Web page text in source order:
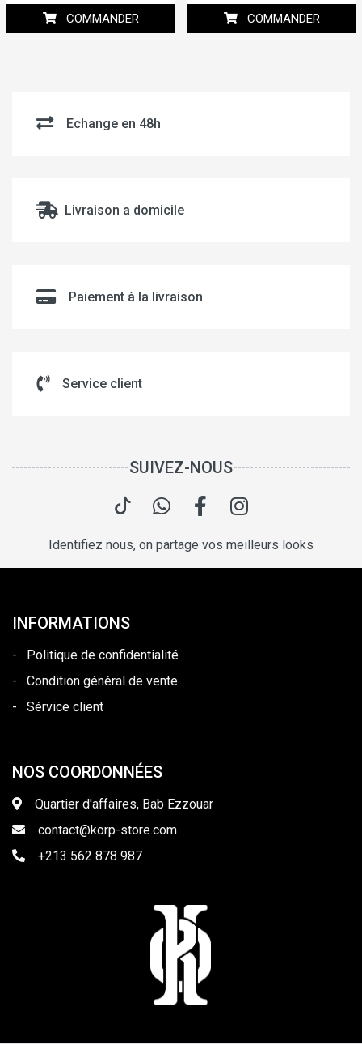
COMMANDER COMMANDER
Echange en 48h
Livraison a domicile
Paiement à la livraison
Service client
SUIVEZ-NOUS
Identifiez nous, on partage vos meilleurs looks
INFORMATIONS
-
Politique de confidentialité
-
Condition général de vente
-
Sérvice client
NOS COORDONNÉES
Quartier d'affaires, Bab Ezzouar
contact@korp-store.com
+213 562 878 987